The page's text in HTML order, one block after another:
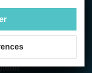
et fière de l'être